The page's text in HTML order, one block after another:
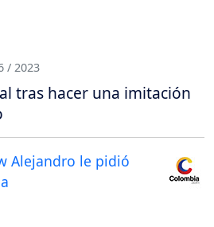
/ 2023
tras hacer una imitación